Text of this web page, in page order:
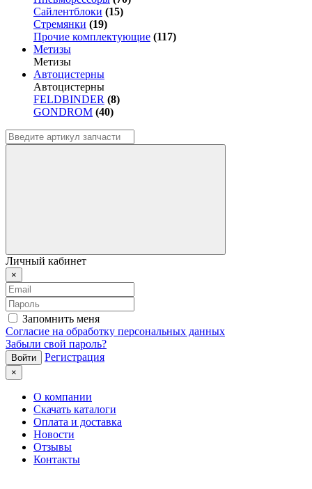
Сайлентблоки (15)
Стремянки (19)
Прочие комплектующие (117)
Метизы
Метизы
Автоцистерны
Автоцистерны
FELDBINDER (8)
GONDROM (40)
Личный кабинет
×
Запомнить меня
Согласие на обработку персональных данных
Забыли свой пароль?
Регистрация
×
О компании
Скачать каталоги
Оплата и доставка
Новости
Отзывы
Контакты